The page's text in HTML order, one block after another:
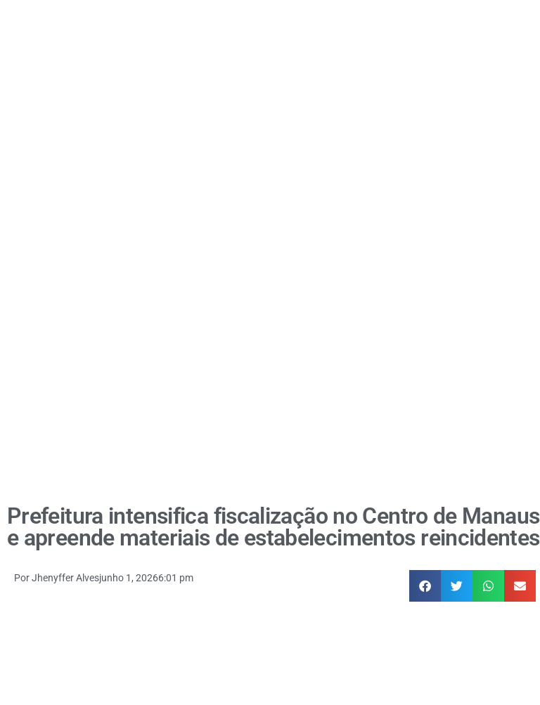
Prefeitura intensifica fiscalização no Centro de Manaus
e apreende materiais de estabelecimentos reincidentes
PorJhenyffer Alvesjunho 1, 20266:01 pm